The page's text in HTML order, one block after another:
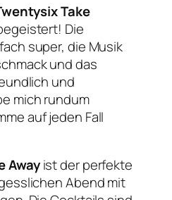
Take
Die
super, die Musik
und das
und
mich rundum
auf jeden Fall
Away ist der perfekte
Abend mit